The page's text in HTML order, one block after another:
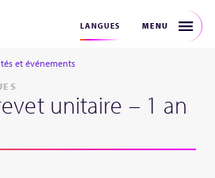
LANGUES MENU
et événements
unitaire – 1 an